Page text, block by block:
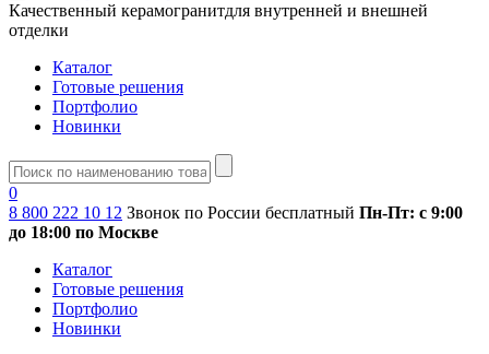
Качественный керамогранитдля внутренней и внешней
отделки
Каталог
Готовые решения
Портфолио
Новинки
0
8 800 222 10 12 Звонок по России бесплатный Пн-Пт: с 9:00
до 18:00 по Москве
Каталог
Готовые решения
Портфолио
Новинки